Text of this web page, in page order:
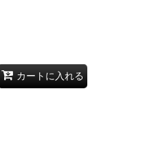
カートに入れる